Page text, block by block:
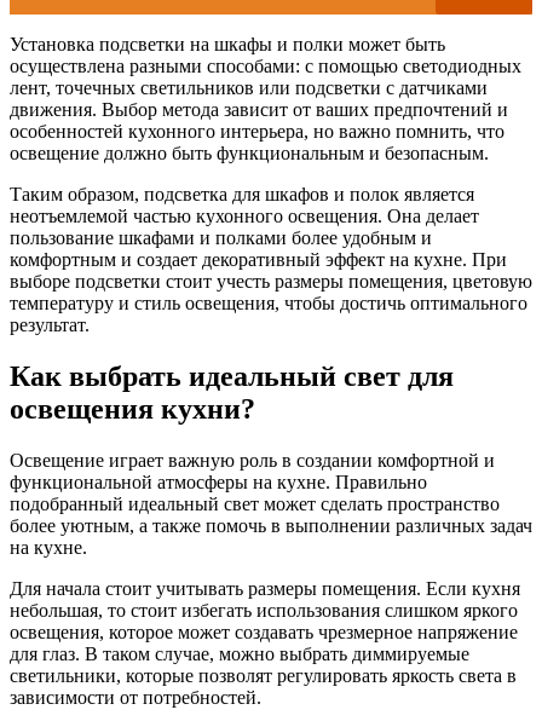
Установка подсветки на шкафы и полки может быть
осуществлена разными способами: с помощью светодиодных
лент, точечных светильников или подсветки с датчиками
движения. Выбор метода зависит от ваших предпочтений и
особенностей кухонного интерьера, но важно помнить, что
освещение должно быть функциональным и безопасным.
Таким образом, подсветка для шкафов и полок является
неотъемлемой частью кухонного освещения. Она делает
пользование шкафами и полками более удобным и
комфортным и создает декоративный эффект на кухне. При
выборе подсветки стоит учесть размеры помещения, цветовую
температуру и стиль освещения, чтобы достичь оптимального
результат.
Как выбрать идеальный свет для
освещения кухни?
Освещение играет важную роль в создании комфортной и
функциональной атмосферы на кухне. Правильно
подобранный идеальный свет может сделать пространство
более уютным, а также помочь в выполнении различных задач
на кухне.
Для начала стоит учитывать размеры помещения. Если кухня
небольшая, то стоит избегать использования слишком яркого
освещения, которое может создавать чрезмерное напряжение
для глаз. В таком случае, можно выбрать диммируемые
светильники, которые позволят регулировать яркость света в
зависимости от потребностей.